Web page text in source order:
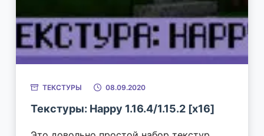
ТЕКСТУРЫ 08.09.2020
Текстуры: Happy 1.16.4/1.15.2 [x16]